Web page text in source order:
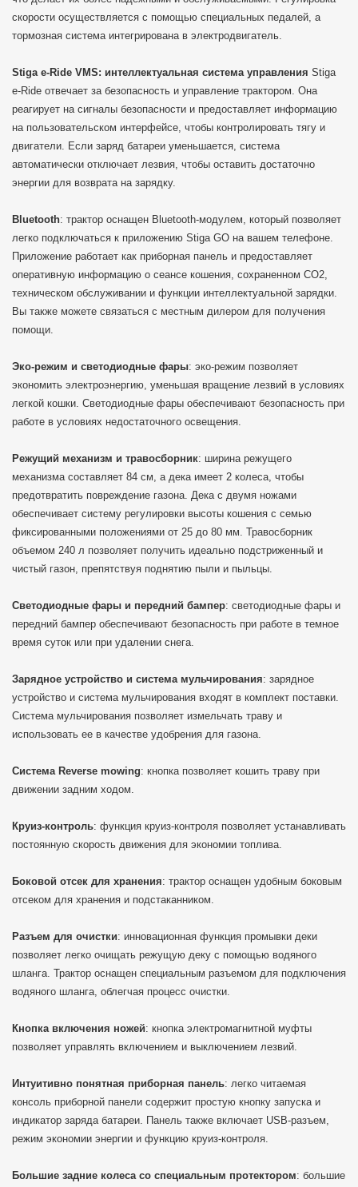
скорости осуществляется с помощью специальных педалей, а
тормозная система интегрирована в электродвигатель.
Stiga e-Ride VMS: интеллектуальная система управления Stiga
e-Ride отвечает за безопасность и управление трактором. Она
реагирует на сигналы безопасности и предоставляет информацию
на пользовательском интерфейсе, чтобы контролировать тягу и
двигатели. Если заряд батареи уменьшается, система
автоматически отключает лезвия, чтобы оставить достаточно
энергии для возврата на зарядку.
Bluetooth: трактор оснащен Bluetooth-модулем, который позволяет
легко подключаться к приложению Stiga GO на вашем телефоне.
Приложение работает как приборная панель и предоставляет
оперативную информацию о сеансе кошения, сохраненном CO2,
техническом обслуживании и функции интеллектуальной зарядки.
Вы также можете связаться с местным дилером для получения
помощи.
Эко-режим и светодиодные фары: эко-режим позволяет
экономить электроэнергию, уменьшая вращение лезвий в условиях
легкой кошки. Светодиодные фары обеспечивают безопасность при
работе в условиях недостаточного освещения.
Режущий механизм и травосборник: ширина режущего
механизма составляет 84 см, а дека имеет 2 колеса, чтобы
предотвратить повреждение газона. Дека с двумя ножами
обеспечивает систему регулировки высоты кошения с семью
фиксированными положениями от 25 до 80 мм. Травосборник
объемом 240 л позволяет получить идеально подстриженный и
чистый газон, препятствуя поднятию пыли и пыльцы.
Светодиодные фары и передний бампер: светодиодные фары и
передний бампер обеспечивают безопасность при работе в темное
время суток или при удалении снега.
Зарядное устройство и система мульчирования: зарядное
устройство и система мульчирования входят в комплект поставки.
Система мульчирования позволяет измельчать траву и
использовать ее в качестве удобрения для газона.
Система Reverse mowing: кнопка позволяет кошить траву при
движении задним ходом.
Круиз-контроль: функция круиз-контроля позволяет устанавливать
постоянную скорость движения для экономии топлива.
Боковой отсек для хранения: трактор оснащен удобным боковым
отсеком для хранения и подстаканником.
Разъем для очистки: инновационная функция промывки деки
позволяет легко очищать режущую деку с помощью водяного
шланга. Трактор оснащен специальным разъемом для подключения
водяного шланга, облегчая процесс очистки.
Кнопка включения ножей: кнопка электромагнитной муфты
позволяет управлять включением и выключением лезвий.
Интуитивно понятная приборная панель: легко читаемая
консоль приборной панели содержит простую кнопку запуска и
индикатор заряда батареи. Панель также включает USB-разъем,
режим экономии энергии и функцию круиз-контроля.
Большие задние колеса со специальным протектором: большие